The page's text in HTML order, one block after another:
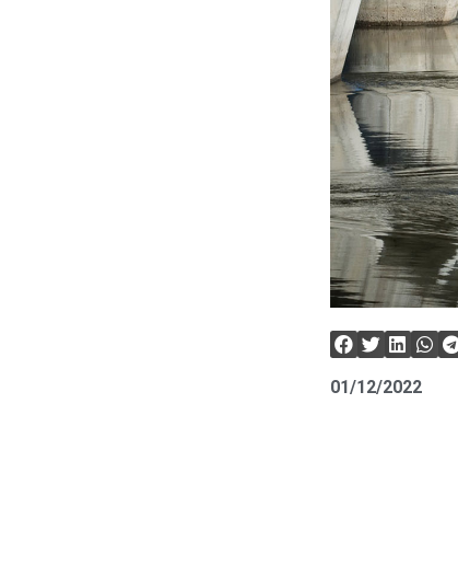
01/12/2022